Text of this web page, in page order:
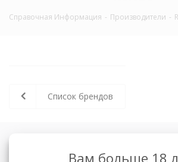
Справочная Информация - Производители -
Список брендов
Вам больше 18